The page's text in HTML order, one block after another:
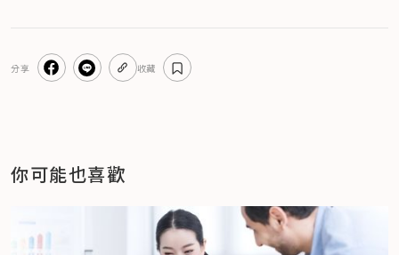
分享 收藏
你可能也喜歡